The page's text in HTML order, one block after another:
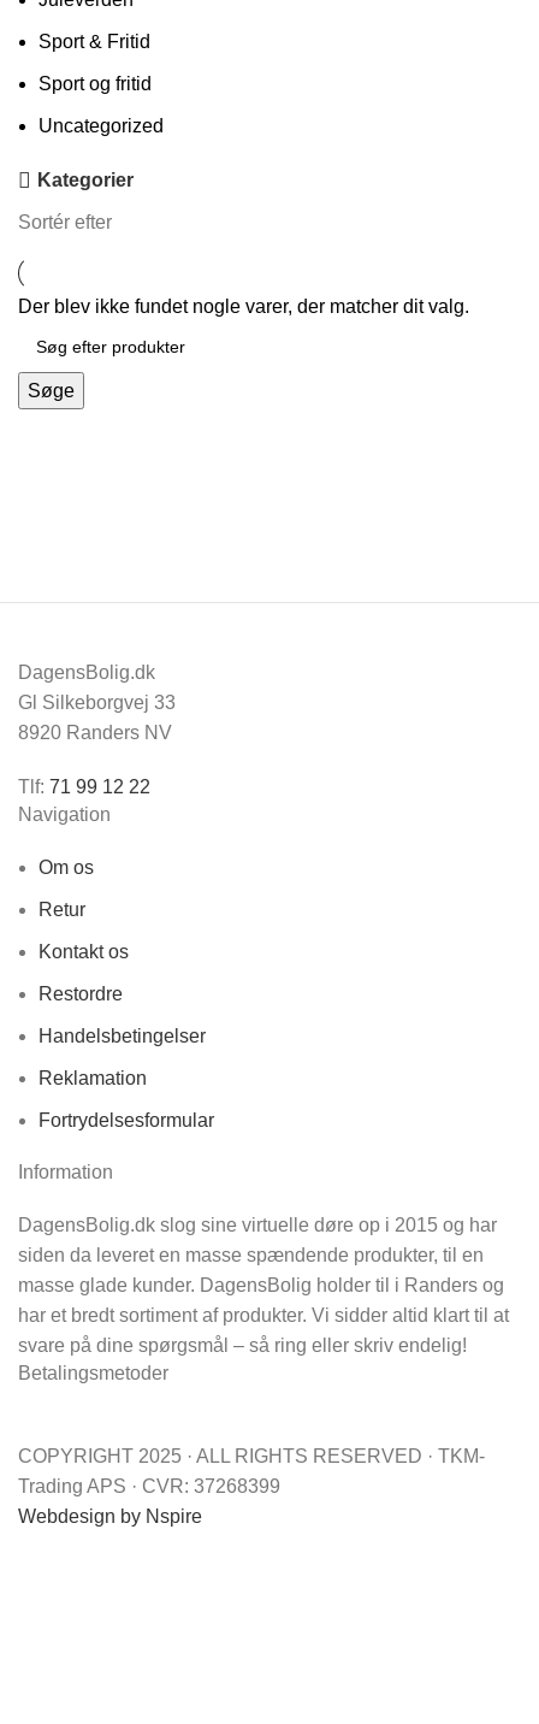
Sport & Fritid
Sport og fritid
Uncategorized
Kategorier
Sortér efter
Der blev ikke fundet nogle varer, der matcher dit valg.
Søge
DagensBolig.dk
Gl Silkeborgvej 33
8920 Randers NV
Tlf: 71 99 12 22
Navigation
Om os
Retur
Kontakt os
Restordre
Handelsbetingelser
Reklamation
Fortrydelsesformular
Information
DagensBolig.dk slog sine virtuelle døre op i 2015 og har
siden da leveret en masse spændende produkter, til en
masse glade kunder. DagensBolig holder til i Randers og
har et bredt sortiment af produkter. Vi sidder altid klart til at
svare på dine spørgsmål – så ring eller skriv endelig!
Betalingsmetoder
COPYRIGHT 2025 · ALL RIGHTS RESERVED · TKM-
Trading APS · CVR: 37268399
Webdesign by Nspire